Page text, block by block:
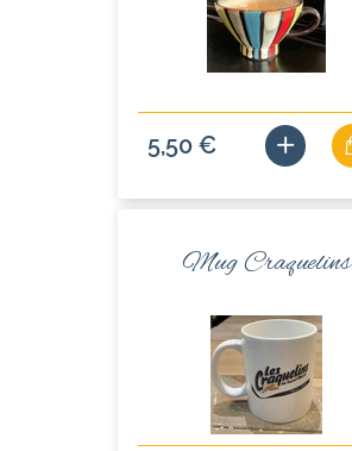
5,50 €
Mug Craquelins